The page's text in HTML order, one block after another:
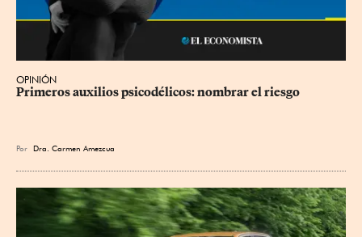
OPINIÓN
Primeros auxilios psicodélicos: nombrar el riesgo
Por Dra. Carmen Amezcua